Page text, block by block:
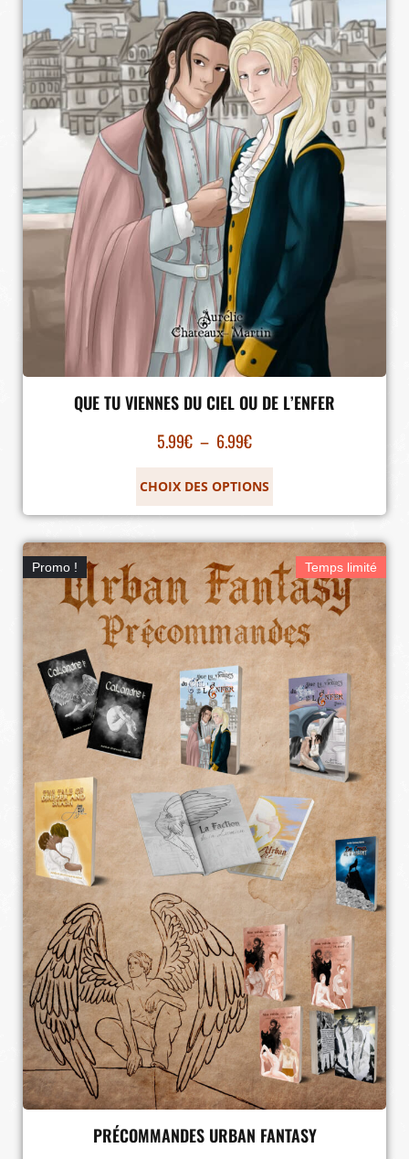
QUE TU VIENNES DU CIEL OU DE L’ENFER
5.99€ – 6.99€
CHOIX DES OPTIONS
Promo ! Temps limité
PRÉCOMMANDES URBAN FANTASY